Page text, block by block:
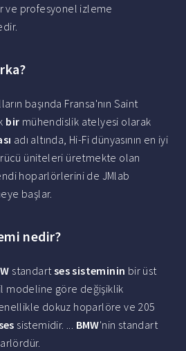
ve profesyonel izleme
başında Fransa'nın Saint
bir mühendislik atelyesi olarak
adı altında, Hi-Fi dünyasının en iyi
üniteleri üretmekte olan
hoparlörlerini de JMlab
başlar.
nedir?
standartses sisteminin bir üst
modeline göre değişiklik
dokuz hoparlöre ve 205
sistemidir. ... BMW'nin standart